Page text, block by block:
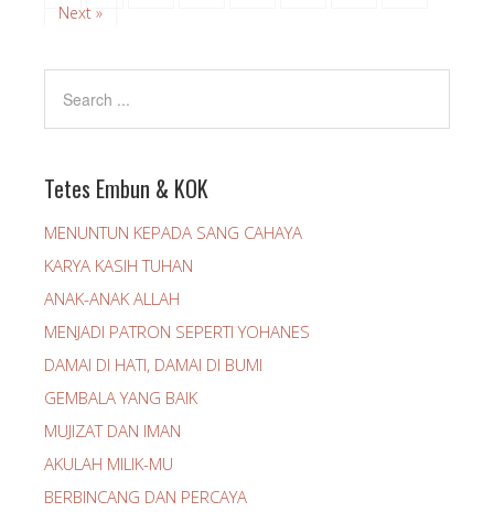
Next »
Tetes Embun & KOK
MENUNTUN KEPADA SANG CAHAYA
KARYA KASIH TUHAN
ANAK-ANAK ALLAH
MENJADI PATRON SEPERTI YOHANES
DAMAI DI HATI, DAMAI DI BUMI
GEMBALA YANG BAIK
MUJIZAT DAN IMAN
AKULAH MILIK-MU
BERBINCANG DAN PERCAYA